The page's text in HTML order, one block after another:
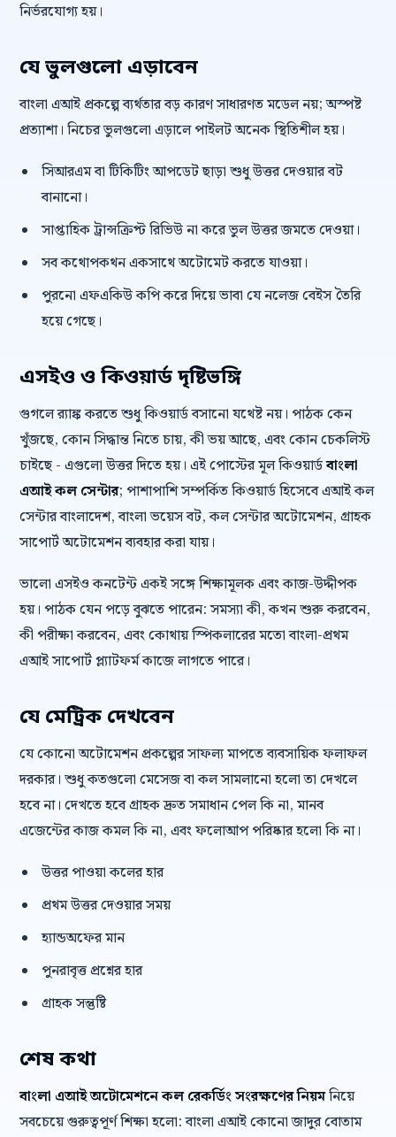
নির্ভরযোগ্য হয়।
যে ভুলগুলো এড়াবেন
বাংলা এআই প্রকল্পে ব্যর্থতার বড় কারণ সাধারণত মডেল নয়; অস্পষ্ট
প্রত্যাশা। নিচের ভুলগুলো এড়ালে পাইলট অনেক স্থিতিশীল হয়।
সিআরএম বা টিকিটিং আপডেট ছাড়া শুধু উত্তর দেওয়ার বট
বানানো।
সাপ্তাহিক ট্রান্সক্রিপ্ট রিভিউ না করে ভুল উত্তর জমতে দেওয়া।
সব কথোপকথন একসাথে অটোমেট করতে যাওয়া।
পুরনো এফএকিউ কপি করে দিয়ে ভাবা যে নলেজ বেইস তৈরি
হয়ে গেছে।
এসইও ও কিওয়ার্ড দৃষ্টিভঙ্গি
গুগলে র‍্যাঙ্ক করতে শুধু কিওয়ার্ড বসানো যথেষ্ট নয়। পাঠক কেন
খুঁজছে, কোন সিদ্ধান্ত নিতে চায়, কী ভয় আছে, এবং কোন চেকলিস্ট
চাইছে - এগুলো উত্তর দিতে হয়। এই পোস্টের মূল কিওয়ার্ডবাংলা
এআই কল সেন্টার; পাশাপাশি সম্পর্কিত কিওয়ার্ড হিসেবে এআই কল
সেন্টার বাংলাদেশ, বাংলা ভয়েস বট, কল সেন্টার অটোমেশন, গ্রাহক
সাপোর্ট অটোমেশন ব্যবহার করা যায়।
ভালো এসইও কনটেন্ট একই সঙ্গে শিক্ষামূলক এবং কাজ-উদ্দীপক
হয়। পাঠক যেন পড়ে বুঝতে পারেন: সমস্যা কী, কখন শুরু করবেন,
কী পরীক্ষা করবেন, এবং কোথায় স্পিকলারের মতো বাংলা-প্রথম
এআই সাপোর্ট প্ল্যাটফর্ম কাজে লাগতে পারে।
যে মেট্রিক দেখবেন
যে কোনো অটোমেশন প্রকল্পের সাফল্য মাপতে ব্যবসায়িক ফলাফল
দরকার। শুধু কতগুলো মেসেজ বা কল সামলানো হলো তা দেখলে
হবে না। দেখতে হবে গ্রাহক দ্রুত সমাধান পেল কি না, মানব
এজেন্টের কাজ কমল কি না, এবং ফলোআপ পরিষ্কার হলো কি না।
উত্তর পাওয়া কলের হার
প্রথম উত্তর দেওয়ার সময়
হ্যান্ডঅফের মান
পুনরাবৃত্ত প্রশ্নের হার
গ্রাহক সন্তুষ্টি
শেষ কথা
বাংলা এআই অটোমেশনে কল রেকর্ডিং সংরক্ষণের নিয়মনিয়ে
সবচেয়ে গুরুত্বপূর্ণ শিক্ষা হলো: বাংলা এআই কোনো জাদুর বোতাম